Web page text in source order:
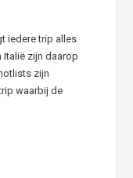
iedere trip alles
Italië zijn daarop
zijn
waarbij de